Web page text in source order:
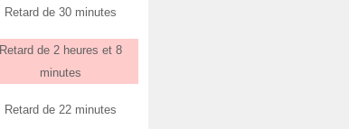
Retard de 30 minutes
Retard de 2 heures et 8
minutes
Retard de 22 minutes